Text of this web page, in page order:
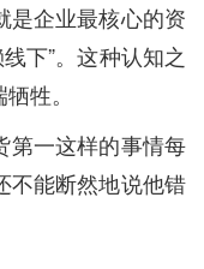
是企业最核心的资
下”。这种认知之
牲。
第一这样的事情每
不能断然地说他错